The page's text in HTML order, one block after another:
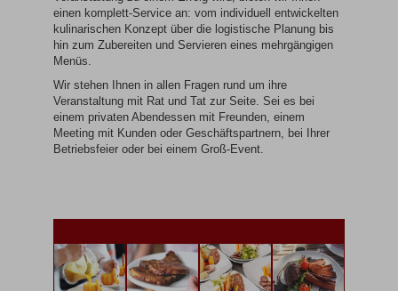
einen komplett-Service an: vom individuell entwickelten
kulinarischen Konzept über die logistische Planung bis
hin zum Zubereiten und Servieren eines mehrgängigen
Menüs.
Wir stehen Ihnen in allen Fragen rund um ihre
Veranstaltung mit Rat und Tat zur Seite. Sei es bei
einem privaten Abendessen mit Freunden, einem
Meeting mit Kunden oder Geschäftspartnern, bei Ihrer
Betriebsfeier oder bei einem Groß-Event.